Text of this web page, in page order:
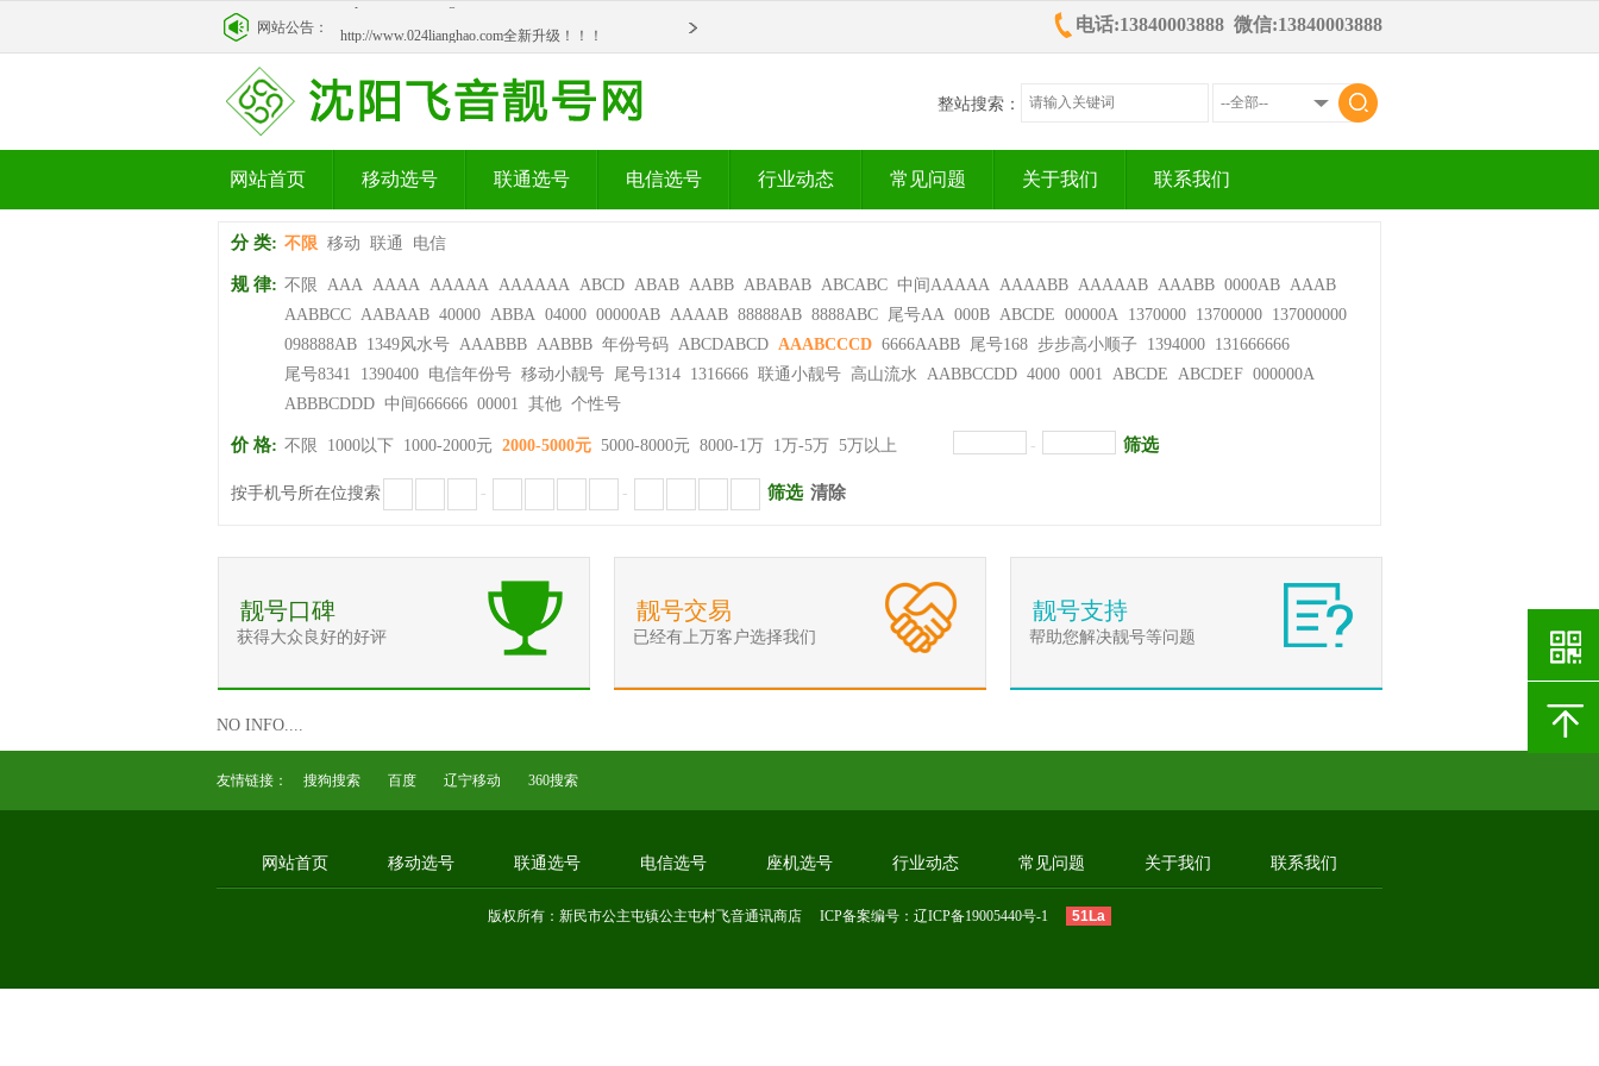
网站公告： http://www.024lianghao.com全新升级！！！ 电话:13840003888 微信:13840003888
整站搜索：
网站首页 移动选号 联通选号 电信选号 行业动态 常见问题 关于我们 联系我们
分 类: 不限 移动 联通 电信
规 律: 不限 AAA AAAA AAAAA AAAAAA ABCD ABAB AABB ABABAB ABCABC 中间AAAAA AAAABB AAAAAB AAABB 0000AB AAAB
AABBCC AABAAB 40000 ABBA 04000 00000AB AAAAB 88888AB 8888ABC 尾号AA 000B ABCDE 00000A 1370000 13700000 137000000
098888AB 1349风水号 AAABBB AABBB 年份号码 ABCDABCD AAABCCCD 6666AABB 尾号168 步步高小顺子 1394000 131666666
尾号8341
1390400 电信年份号 移动小靓号 尾号1314 1316666 联通小靓号 高山流水 AABBCCDD 4000 0001 ABCDE ABCDEF 000000A
ABBBCDDD 中间666666 00001 其他 个性号
价 格: 不限 1000以下 1000-2000元 2000-5000元 5000-8000元 8000-1万 1万-5万 5万以上 - 筛选
按手机号所在位搜索 - - 筛选 清除
靓号口碑
获得大众良好的好评
靓号交易
已经有上万客户选择我们
靓号支持
帮助您解决靓号等问题
NO INFO....
友情链接： 搜狗搜索 百度 辽宁移动 360搜索
网站首页 移动选号 联通选号 电信选号 座机选号 行业动态 常见问题 关于我们 联系我们
版权所有：新民市公主屯镇公主屯村飞音通讯商店 ICP备案编号： 辽ICP备19005440号-1 51La